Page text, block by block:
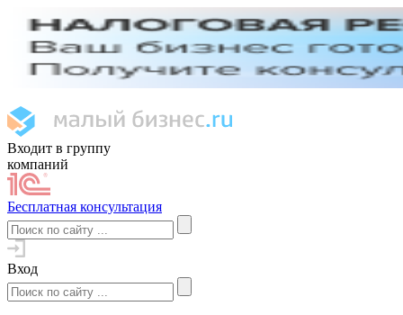
Входит в группу
компаний
Бесплатная консультация
Вход